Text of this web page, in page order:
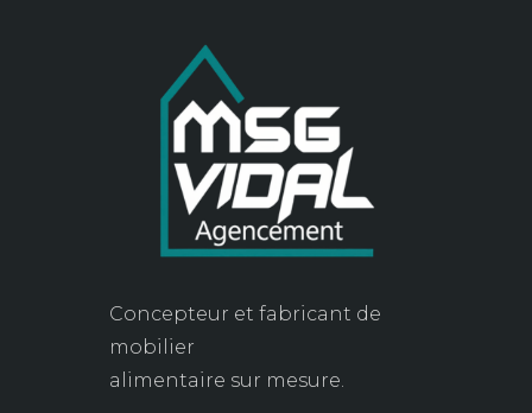
Concepteur et fabricant de
mobilier
alimentaire sur mesure.